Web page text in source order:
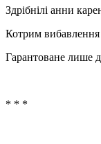
Здрібнілі анни
Котрим вибавлення
Гарантоване лише
* * *